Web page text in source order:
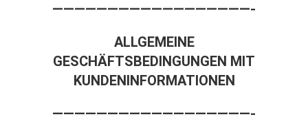
——————————————————-
ALLGEMEINE
GESCHÄFTSBEDINGUNGEN MIT
KUNDENINFORMATIONEN
——————————————————-